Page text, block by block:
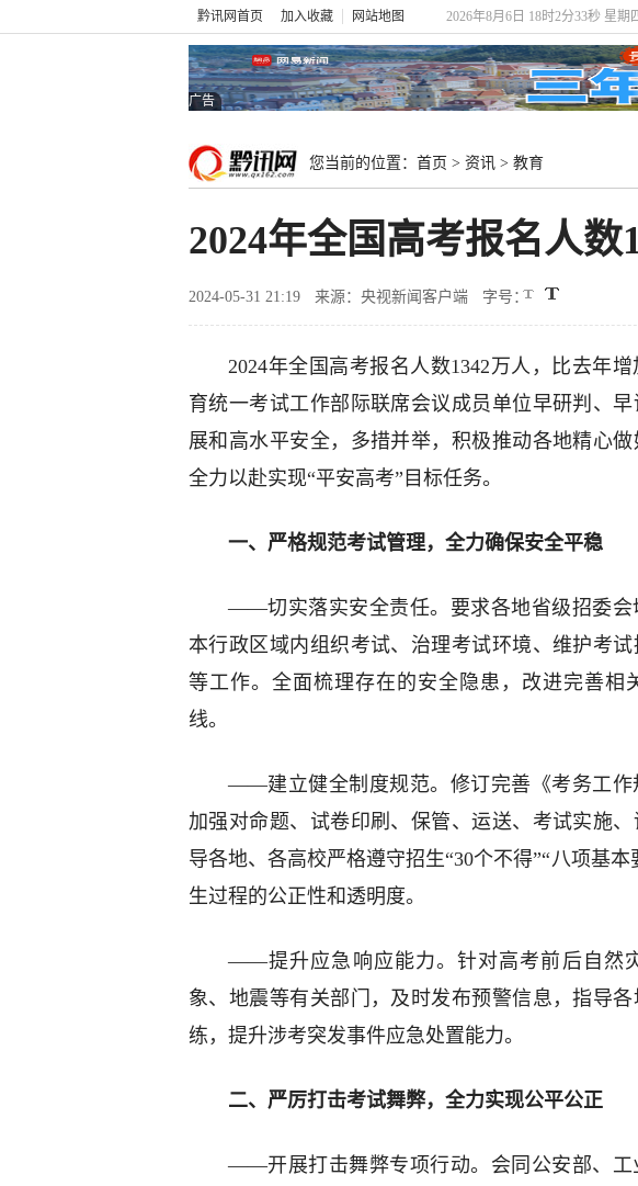
黔讯网首页 加入收藏 网站地图 2026年8月6日 18时2分34秒 星期
广告
您当前的位置： 首页 > 资讯 > 教育
2024年全国高考报名人
2024-05-31 21:19 来源：央视新闻客户端 字号：
2024年全国高考报名人数1342万人，比去年
育统一考试工作部际联席会议成员单位早研判、
展和高水平安全，多措并举，积极推动各地精心做
全力以赴实现“平安高考”目标任务。
一、严格规范考试管理，全力确保安全平稳
——切实落实安全责任。要求各地省级招委会
本行政区域内组织考试、治理考试环境、维护考
等工作。全面梳理存在的安全隐患，改进完善相
线。
——建立健全制度规范。修订完善《考务工作
加强对命题、试卷印刷、保管、运送、考试实施
导各地、各高校严格遵守招生“30个不得”“八项基
生过程的公正性和透明度。
——提升应急响应能力。针对高考前后自然
象、地震等有关部门，及时发布预警信息，指导
练，提升涉考突发事件应急处置能力。
二、严厉打击考试舞弊，全力实现公平公正
——开展打击舞弊专项行动。会同公安部、工